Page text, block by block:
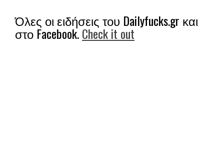
Όλες οι ειδήσεις του Dailyfucks.gr και
στο Facebook.Check it out